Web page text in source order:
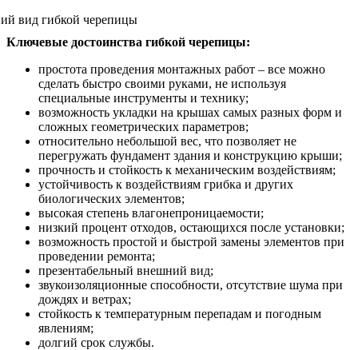
Ключевые достоинства гибкой черепицы:
простота проведения монтажных работ – все можно
сделать быстро своими руками, не используя
специальные инструменты и технику;
возможность укладки на крышах самых разных форм и
сложных геометрических параметров;
относительно небольшой вес, что позволяет не
перегружать фундамент здания и конструкцию крыши;
прочность и стойкость к механическим воздействиям;
устойчивость к воздействиям грибка и других
биологических элементов;
высокая степень влагонепроницаемости;
низкий процент отходов, остающихся после установки;
возможность простой и быстрой замены элементов при
проведении ремонта;
презентабельный внешний вид;
звукоизоляционные способности, отсутствие шума при
дождях и ветрах;
стойкость к температурным перепадам и погодным
явлениям;
долгий срок службы.